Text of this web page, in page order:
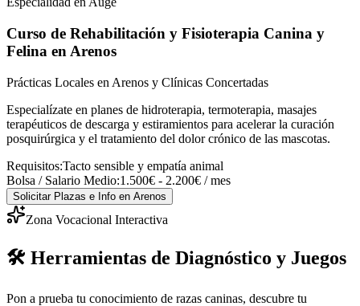
Curso de Rehabilitación y Fisioterapia Canina y
Felina en Arenos
Prácticas Locales en Arenos y Clínicas Concertadas
Especialízate en planes de hidroterapia, termoterapia, masajes
terapéuticos de descarga y estiramientos para acelerar la curación
posquirúrgica y el tratamiento del dolor crónico de las mascotas.
Requisitos:Tacto sensible y empatía animal
Bolsa / Salario Medio:1.500€ - 2.200€ / mes
Solicitar Plazas e Info en Arenos
Zona Vocacional Interactiva
🛠️ Herramientas de Diagnóstico y Juegos
Pon a prueba tu conocimiento de razas caninas, descubre tu